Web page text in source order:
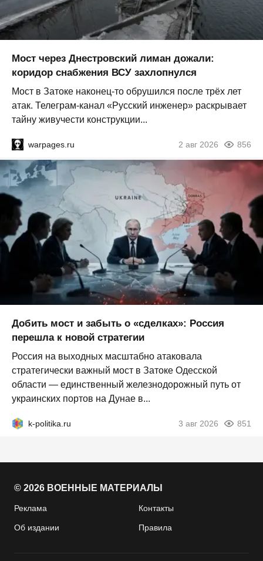
Мост через Днестровский лиман дожали:
коридор снабжения ВСУ захлопнулся
Мост в Затоке наконец-то обрушился после трёх лет
атак. Телеграм-канал «Русский инженер» раскрывает
тайну живучести конструкции...
warpages.ru 2 авг 2026 856
Добить мост и забыть о «сделках»: Россия
перешла к новой стратегии
Россия на выходных масштабно атаковала
стратегически важный мост в Затоке Одесской
области — единственный железнодорожный путь от
украинских портов на Дунае в...
k-politika.ru 3 авг 2026 851
© 2026 ВОЕННЫЕ МАТЕРИАЛЫ
Реклама Контакты
Об издании Правила